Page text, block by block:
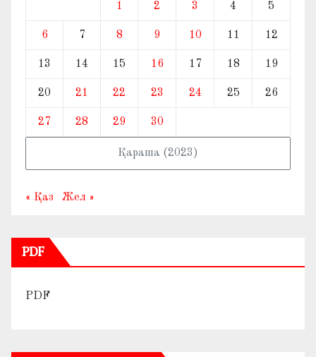
Қараша (2023)
1 2 3 4 5
6 7 8 9 10 11 12
13 14 15 16 17 18 19
20 21 22 23 24 25 26
27 28 29 30
« Қаз Жел »
PDF
PDF